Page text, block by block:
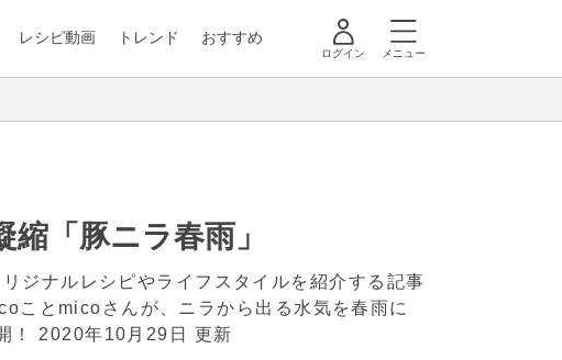
レシピ動画 トレンド おすすめ
ログイン メニュー
「豚ニラ春雨」
ジナルレシピやライフスタイルを紹介する記事
ことmicoさんが、ニラから出る水気を春雨に
！ 2020年10月29日 更新